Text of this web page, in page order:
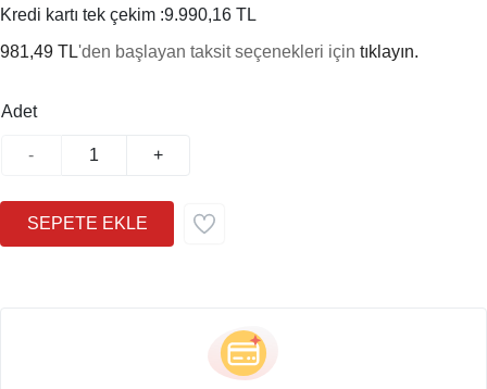
Kredi kartı tek çekim :9.990,16 TL
981,49 TL'den başlayan taksit seçenekleri için tıklayın.
Adet
- +